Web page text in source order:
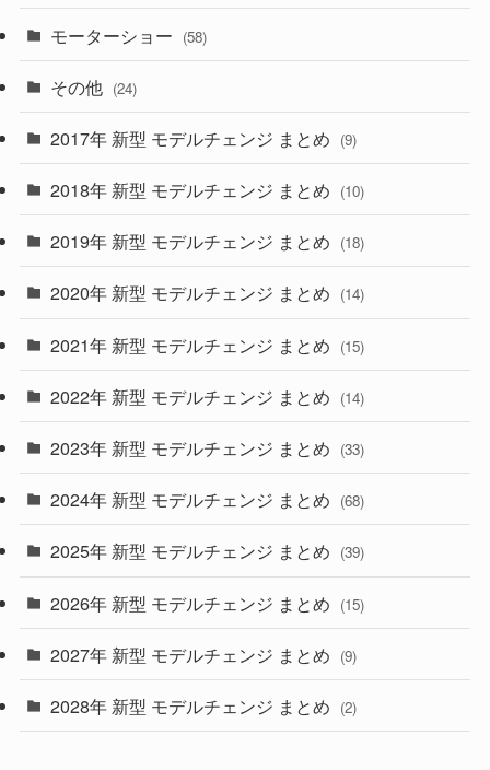
(9)
(4)
(30)
(27)
(26)
(33)
(10)
(35)
(10)
(9)
(22)
(4)
(9)
(4)
(1)
モーターショー (58)
その他 (24)
2017年 新型 モデルチェンジ まとめ (9)
2018年 新型 モデルチェンジ まとめ (10)
2019年 新型 モデルチェンジ まとめ (18)
2020年 新型 モデルチェンジ まとめ (14)
2021年 新型 モデルチェンジ まとめ (15)
2022年 新型 モデルチェンジ まとめ (14)
2023年 新型 モデルチェンジ まとめ (33)
2024年 新型 モデルチェンジ まとめ (68)
2025年 新型 モデルチェンジ まとめ (39)
2026年 新型 モデルチェンジ まとめ (15)
2027年 新型 モデルチェンジ まとめ (9)
2028年 新型 モデルチェンジ まとめ (2)